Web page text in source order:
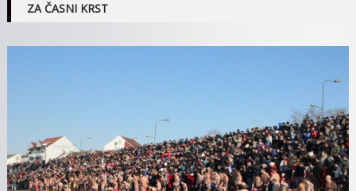
ZA ČASNI KRST